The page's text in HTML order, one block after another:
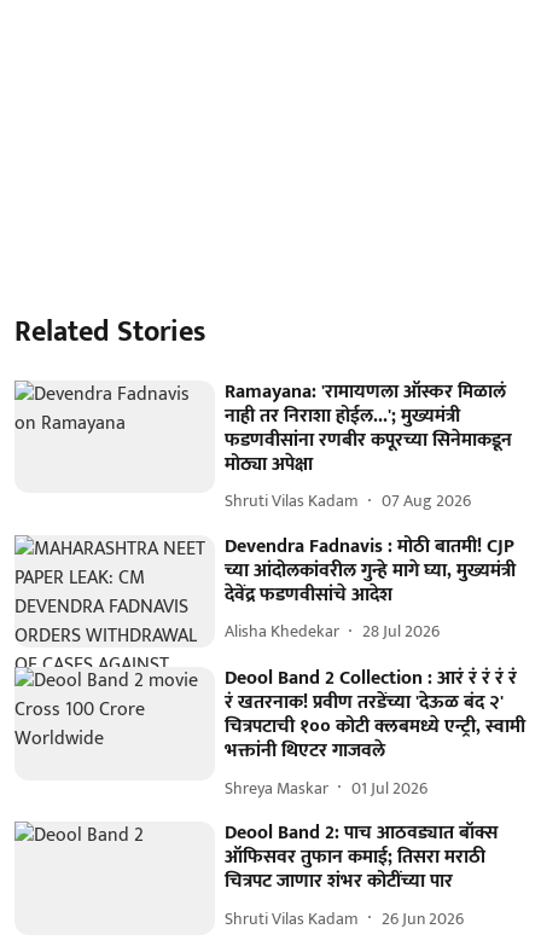
Related Stories
Ramayana: 'रामायणला ऑस्कर मिळालं
नाही तर निराशा होईल...'; मुख्यमंत्री
फडणवीसांना रणबीर कपूरच्या सिनेमाकडून
मोठ्या अपेक्षा
Shruti Vilas Kadam 07 Aug 2026
Devendra Fadnavis : मोठी बातमी! CJP
च्या आंदोलकांवरील गुन्हे मागे घ्या, मुख्यमंत्री
देवेंद्र फडणवीसांचे आदेश
Alisha Khedekar 28 Jul 2026
Deool Band 2 Collection : आरं रं रं रं रं
रं खतरनाक! प्रवीण तरडेंच्या 'देऊळ बंद २'
चित्रपटाची १०० कोटी क्लबमध्ये एन्ट्री, स्वामी
भक्तांनी थिएटर गाजवले
Shreya Maskar 01 Jul 2026
Deool Band 2: पाच आठवड्यात बॉक्स
ऑफिसवर तुफान कमाई; तिसरा मराठी
चित्रपट जाणार शंभर कोटींच्या पार
Shruti Vilas Kadam 26 Jun 2026